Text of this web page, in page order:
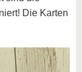
Die Karten